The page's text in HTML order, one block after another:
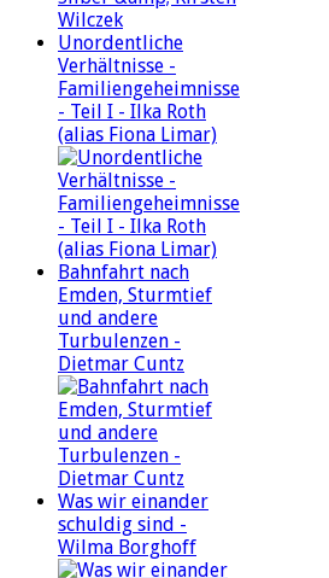
Unordentliche
Verhältnisse -
Familiengeheimnisse
- Teil I - Ilka Roth
(alias Fiona Limar)
Bahnfahrt nach
Emden, Sturmtief
und andere
Turbulenzen -
Dietmar Cuntz
Was wir einander
schuldig sind -
Wilma Borghoff